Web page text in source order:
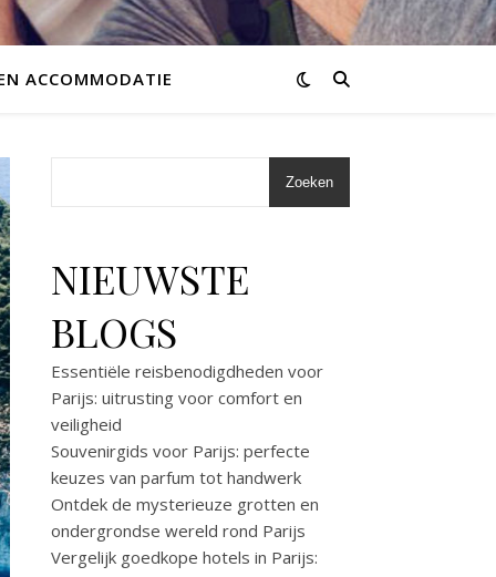
ACCOMMODATIE
Zoeken
NIEUWSTE
BLOGS
Essentiële reisbenodigdheden voor
Parijs: uitrusting voor comfort en
veiligheid
Souvenirgids voor Parijs: perfecte
keuzes van parfum tot handwerk
Ontdek de mysterieuze grotten en
ondergrondse wereld rond Parijs
Vergelijk goedkope hotels in Parijs: